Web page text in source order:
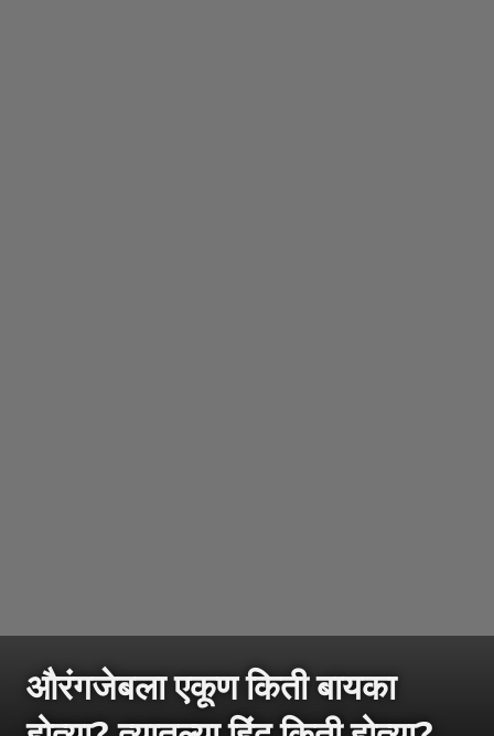
औरंगजेबला एकूण किती बायका